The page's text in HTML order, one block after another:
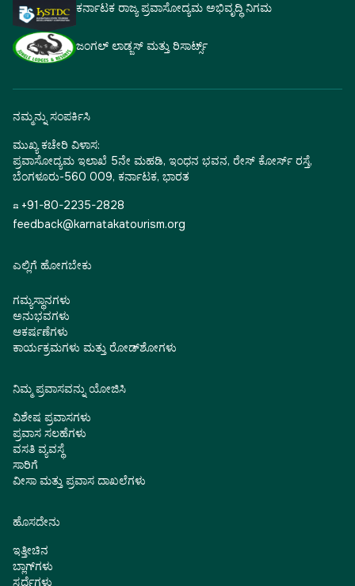
ಕರ್ನಾಟಕ ರಾಜ್ಯ ಪ್ರವಾಸೋದ್ಯಮ ಅಭಿವೃದ್ಧಿ ನಿಗಮ
ಜಂಗಲ್ ಲಾಡ್ಜಸ್ ಮತ್ತು ರಿಸಾರ್ಟ್ಸ್
ನಮ್ಮನ್ನು ಸಂಪರ್ಕಿಸಿ
ಮುಖ್ಯ ಕಚೇರಿ ವಿಳಾಸ:
ಪ್ರವಾಸೋದ್ಯಮ ಇಲಾಖೆ 5ನೇ ಮಹಡಿ, ಇಂಧನ ಭವನ, ರೇಸ್ ಕೋರ್ಸ್ ರಸ್ತೆ,
ಬೆಂಗಳೂರು-560 009, ಕರ್ನಾಟಕ, ಭಾರತ
☎ +91-80-2235-2828
feedback@karnatakatourism.org
ಎಲ್ಲಿಗೆ ಹೋಗಬೇಕು
ಗಮ್ಯಸ್ಥಾನಗಳು
ಅನುಭವಗಳು
ಆಕರ್ಷಣೆಗಳು
ಕಾರ್ಯಕ್ರಮಗಳು ಮತ್ತು ರೋಡ್‌ಶೋಗಳು
ನಿಮ್ಮ ಪ್ರವಾಸವನ್ನು ಯೋಜಿಸಿ
ವಿಶೇಷ ಪ್ರವಾಸಗಳು
ಪ್ರವಾಸ ಸಲಹೆಗಳು
ವಸತಿ ವ್ಯವಸ್ಥೆ
ಸಾರಿಗೆ
ವೀಸಾ ಮತ್ತು ಪ್ರವಾಸ ದಾಖಲೆಗಳು
ಹೊಸದೇನು
ಇತ್ತೀಚಿನ
ಬ್ಲಾಗ್‌ಗಳು
ಸ್ಪರ್ಧೆಗಳು